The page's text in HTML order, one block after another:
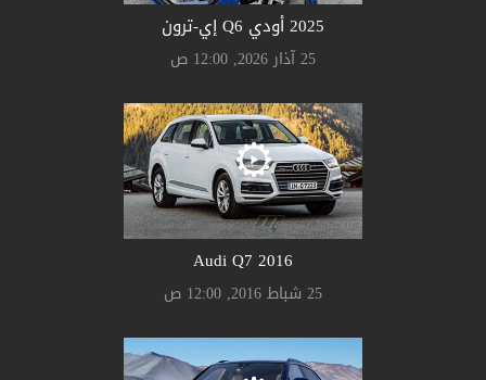
2025 أودي Q6 إي-ترون
25 آذار 2026, 12:00 ص
Audi Q7 2016
25 شباط 2016, 12:00 ص